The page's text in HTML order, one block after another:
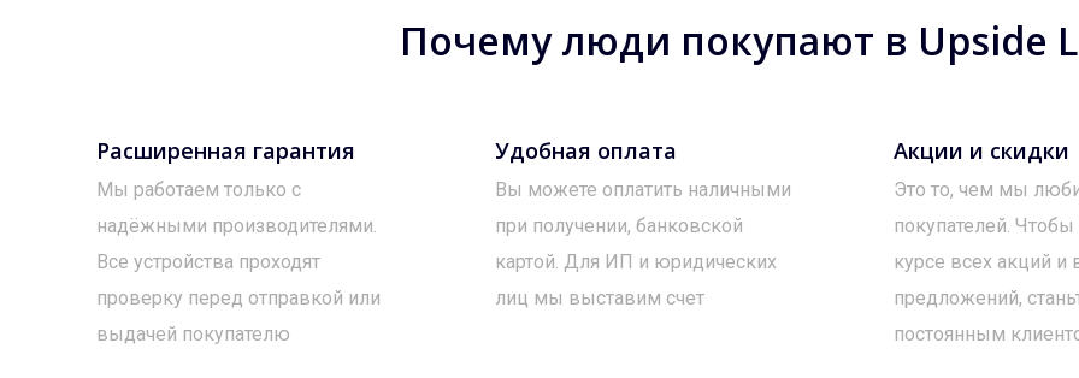
Почему люди покупают в Upside
Расширенная гарантия
Мы работаем только с
надёжными производителями.
Все устройства проходят
проверку перед отправкой или
выдачей покупателю
Удобная оплата
Вы можете оплатить наличными
при получении, банковской
картой. Для ИП и юридических
лиц мы выставим счет
Акции и скидки
Это то, чем мы
покупателей.
курсе всех акций и
предложений,
постоянным